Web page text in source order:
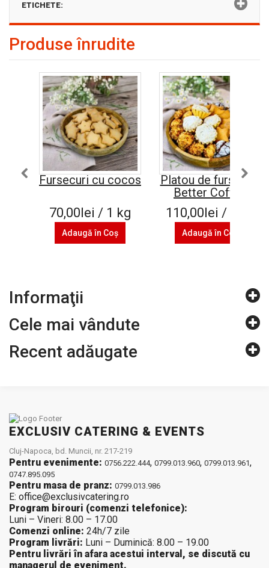
ETICHETE:
Produse înrudite
Fursecuri cu cocos
70,00lei / 1 kg
Adaugă în Coş
Platou de fursecuri
Better Coffee
110,00lei / 1 kg
Adaugă în Coş
Informaţii
Cele mai vândute
Recent adăugate
EXCLUSIV CATERING & EVENTS
Cluj-Napoca, bd. Muncii, nr. 217-219
Pentru evenimente: 0756.222.444, 0799.013.960, 0799.013.961,
0747.895.095
Pentru masa de pranz: 0799.013.986
E: office@exclusivcatering.ro
Program birouri (comenzi telefonice):
Luni – Vineri: 8.00 – 17.00
Comenzi online: 24h/7 zile
Program livrări: Luni – Duminică: 8.00 – 19.00
Pentru livrări în afara acestui interval, se discută cu
managerul de eveniment.